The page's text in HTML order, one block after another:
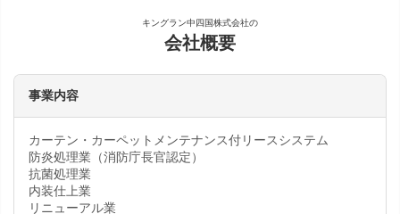
キングラン中四国株式会社の
会社概要
事業内容
カーテン・カーペットメンテナンス付リースシステム
防炎処理業（消防庁長官認定）
抗菌処理業
内装仕上業
リニューアル業